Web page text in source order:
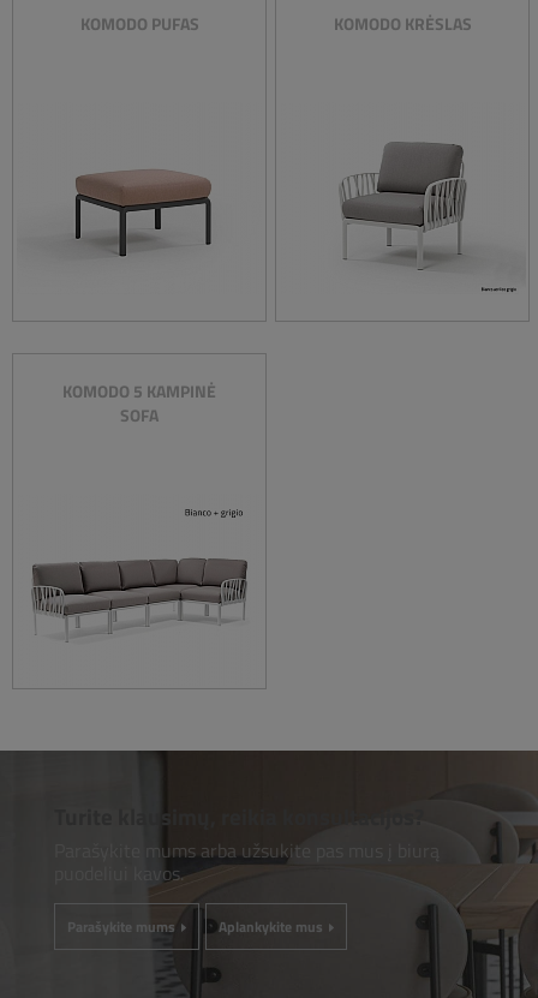
KOMODO PUFAS KOMODO KRĖSLAS
KOMODO 5 KAMPINĖ
SOFA
Turite klausimų, reikia konsultacijos?
Parašykite mums arba užsukite pas mus į biurą
puodeliui kavos.
Parašykite mums Aplankykite mus